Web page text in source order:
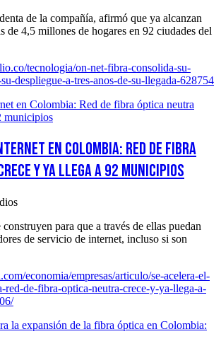
de la compañía, afirmó que ya alcanzan
de 4,5 millones de hogares en 92 ciudades del
tecnologia/on-net-fibra-consolida-su-
despliegue-a-tres-anos-de-su-llegada-628754
en Colombia: Red de fibra
y ya llega a 92 municipios
para que a través de ellas puedan
de servicio de internet, incluso si son
economia/empresas/articulo/se-acelera-el-
red-de-fibra-optica-neutra-crece-y-ya-llega-a-